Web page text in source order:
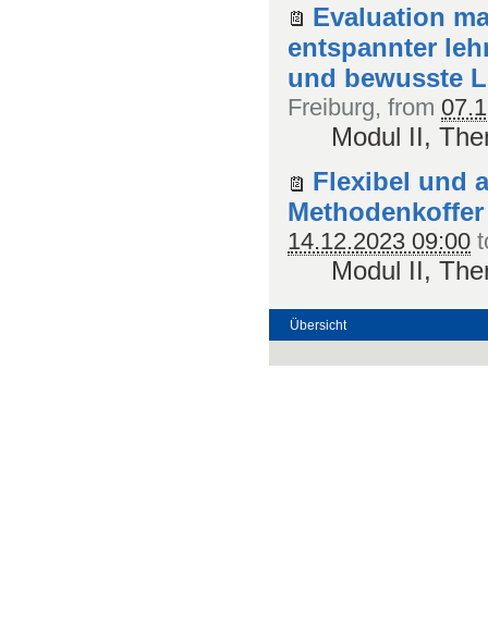
Evaluation
entspannter
und bewusste
Freiburg, from
Modul II,
Flexibel und
Methodenkoffer
14.12.2023 09:00
Modul II,
Übersicht